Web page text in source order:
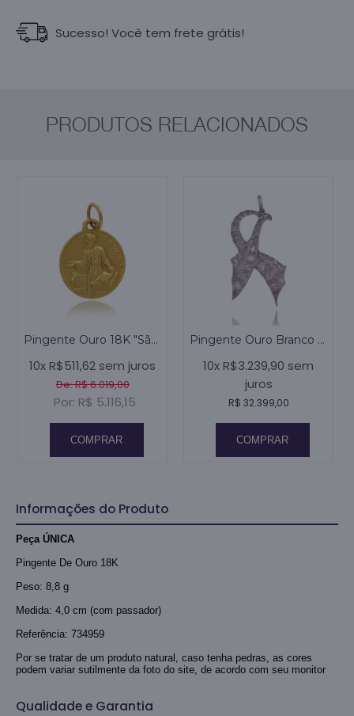
Sucesso! Você tem frete grátis!
PRODUTOS RELACIONADOS
Pingente Ouro 18K "São Lucas"
10x R$511,62 sem juros
De: R$ 6.019,00
Por: R$ 5.116,15
COMPRAR
Pingente Ouro Branco E Diamantes
10x R$3.239,90 sem
juros
R$ 32.399,00
COMPRAR
Informações do Produto
Peça ÚNICA
Pingente De Ouro 18K
Peso: 8,8 g
Medida: 4,0 cm (com passador)
Referência: 734959
Por se tratar de um produto natural, caso tenha pedras, as cores
podem variar sutilmente da foto do site, de acordo com seu monitor
Qualidade e Garantia